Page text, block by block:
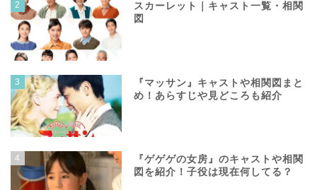
2
スカーレット｜キャスト一覧・相関
図
3
『マッサン』キャストや相関図まと
め！あらすじや見どころも紹介
4
『ゲゲゲの女房』のキャストや相関
図を紹介！子役は現在何してる？